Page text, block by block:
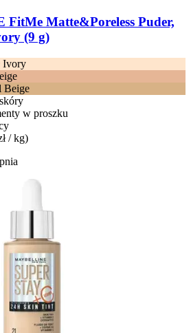
FitMe Matte&Poreless Puder,
(9 g)
Ivory
Beige
w proszku
/ kg)